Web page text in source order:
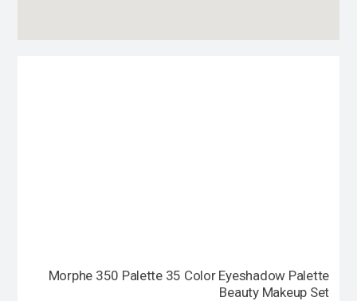
Morphe 350 Palette 35 Color Eyeshadow Palette
Beauty Makeup Set